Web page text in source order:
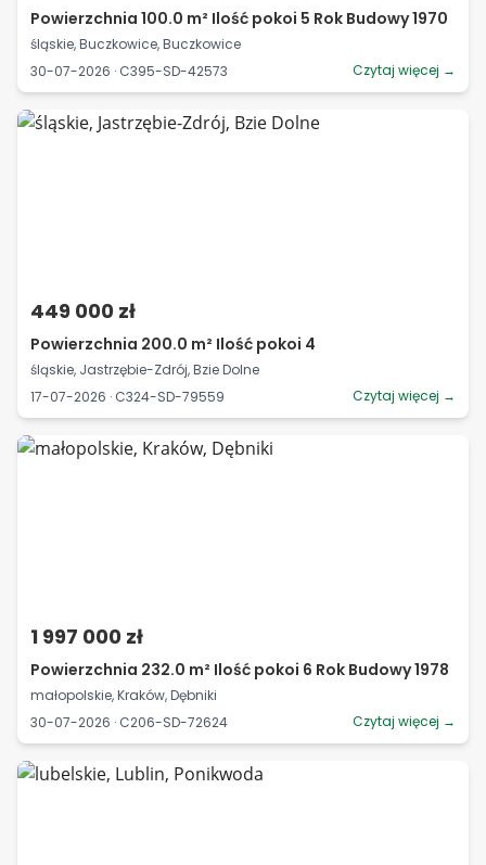
Powierzchnia 100.0 m² Ilość pokoi 5 Rok Budowy 1970
śląskie, Buczkowice, Buczkowice
30-07-2026 · C395-SD-42573
Czytaj więcej →
449 000 zł
Powierzchnia 200.0 m² Ilość pokoi 4
śląskie, Jastrzębie-Zdrój, Bzie Dolne
17-07-2026 · C324-SD-79559
Czytaj więcej →
1 997 000 zł
Powierzchnia 232.0 m² Ilość pokoi 6 Rok Budowy 1978
małopolskie, Kraków, Dębniki
30-07-2026 · C206-SD-72624
Czytaj więcej →